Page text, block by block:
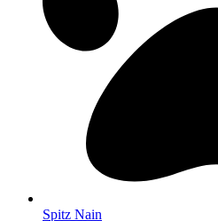
Spitz Nain